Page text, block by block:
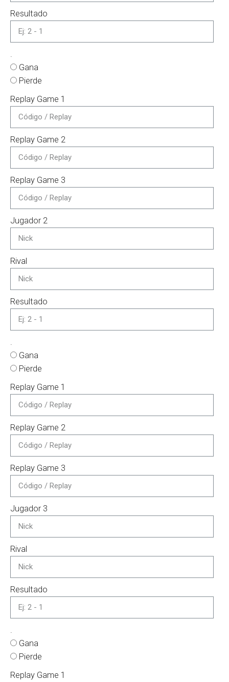
Resultado
Gana
Pierde
Replay Game 1
Replay Game 2
Replay Game 3
Jugador 2
Rival
Resultado
Gana
Pierde
Replay Game 1
Replay Game 2
Replay Game 3
Jugador 3
Rival
Resultado
Gana
Pierde
Replay Game 1